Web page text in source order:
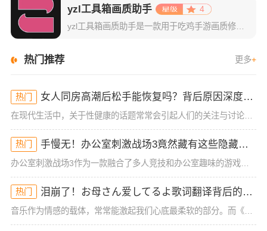
yzl工具箱画质助手
4
热门推荐 更多+
热门 女人同房高潮后松手能恢复吗？背后原因深度分析！
在现代生活中，关于性健康的话题常常会引起人们的关注与讨论，尤其是女性在同房时的体验与生理反应。很多女性可能在性生活中经历过高潮后的松手现象，但有时候会担心这种状态是否能恢复。今天，我们就来深入探讨一下
热门 手慢无！办公室刺激战场3竟然藏有这些隐藏技巧！谁懂啊
办公室刺激战场3作为一款融合了多人竞技和办公室趣味的游戏，一直以来都吸引着大批玩家的热烈关注。然而，很多玩家在初入这款游戏时，常常会被复杂的操作和激烈的竞争环境所困扰，尤其是如何在短短的游戏时间里获得
热门 泪崩了！お母さん爱してるよ歌词翻译背后的深情秘密！你可能从未注意到的细节